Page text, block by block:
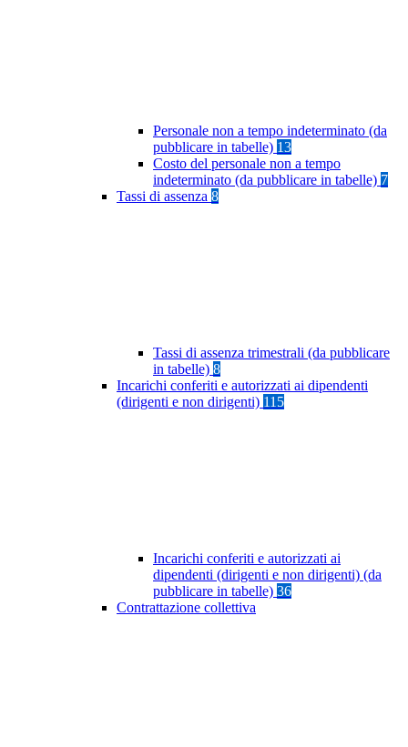
Personale non a tempo indeterminato (da
pubblicare in tabelle) 13
Costo del personale non a tempo
indeterminato (da pubblicare in tabelle) 7
Tassi di assenza 8
Tassi di assenza trimestrali (da pubblicare
in tabelle) 8
Incarichi conferiti e autorizzati ai dipendenti
(dirigenti e non dirigenti) 115
Incarichi conferiti e autorizzati ai
dipendenti (dirigenti e non dirigenti) (da
pubblicare in tabelle) 36
Contrattazione collettiva